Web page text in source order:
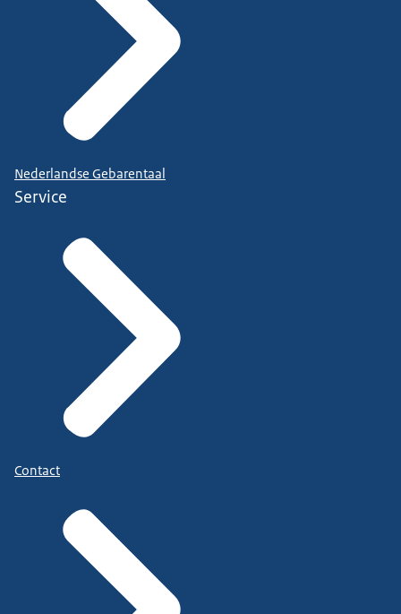
Nederlandse Gebarentaal
Service
Contact